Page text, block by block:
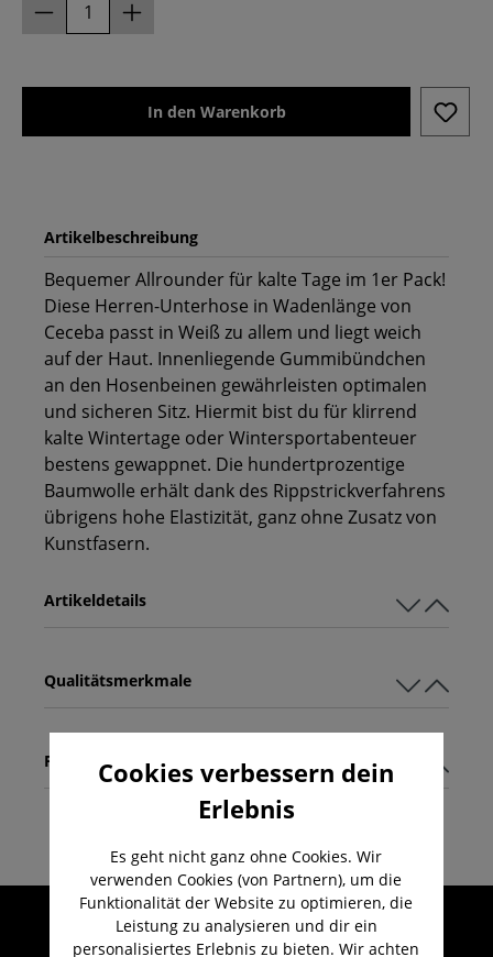
In den Warenkorb
Artikelbeschreibung
Bequemer Allrounder für kalte Tage im 1er Pack!
Diese Herren-Unterhose in Wadenlänge von
Ceceba passt in Weiß zu allem und liegt weich
auf der Haut. Innenliegende Gummibündchen
an den Hosenbeinen gewährleisten optimalen
und sicheren Sitz. Hiermit bist du für klirrend
kalte Wintertage oder Wintersportabenteuer
bestens gewappnet. Die hundertprozentige
Baumwolle erhält dank des Rippstrickverfahrens
übrigens hohe Elastizität, ganz ohne Zusatz von
Kunstfasern.
Qualitätsmerkmale
Artikeldetails
Pflegehinweise
Umfangreicher Kundenservice
Kauf auf Rechnung
Cookies verbessern dein
Erlebnis
Es geht nicht ganz ohne Cookies. Wir
verwenden Cookies (von Partnern), um die
Funktionalität der Website zu optimieren, die
Leistung zu analysieren und dir ein
personalisiertes Erlebnis zu bieten. Wir achten